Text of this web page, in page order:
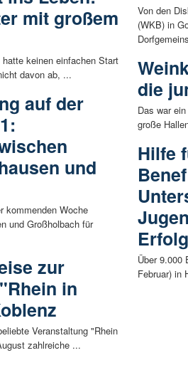
mit großem
keinen einfachen Start
davon ab, ...
auf der
und
kommenden Woche
und Großholbach für
zur
in
Veranstaltung "Rhein
zahlreiche ...
Von den
(WKB) in
die
Das war
große
Hilfe
Über 9.000
Februar) in